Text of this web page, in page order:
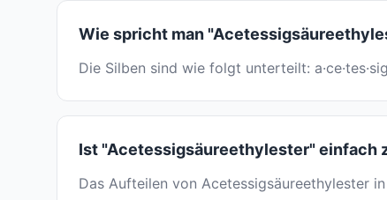
Wie spricht man
Die Silben sind wie folgt unterteilt:
Ist "Acetessigsäureethylester" einfach
Das Aufteilen von Acetessigsäureethylester in